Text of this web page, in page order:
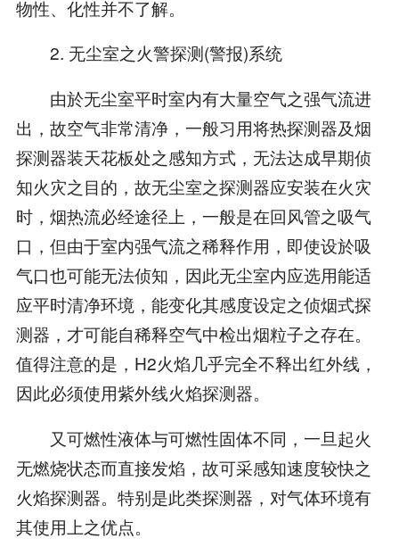
物性、化性并不了解。
2. 无尘室之火警探测(警报)系统
由於无尘室平时室内有大量空气之强气流进
出，故空气非常清净，一般习用将热探测器及烟
探测器装天花板处之感知方式，无法达成早期侦
知火灾之目的，故无尘室之探测器应安装在火灾
时，烟热流必经途径上，一般是在回风管之吸气
口，但由于室内强气流之稀释作用，即使设於吸
气口也可能无法侦知，因此无尘室内应选用能适
应平时清净环境，能变化其感度设定之侦烟式探
测器，才可能自稀释空气中检出烟粒子之存在。
值得注意的是，H2火焰几乎完全不释出红外线，
因此必须使用紫外线火焰探测器。
又可燃性液体与可燃性固体不同，一旦起火
无燃烧状态而直接发焰，故可采感知速度较快之
火焰探测器。特别是此类探测器，对气体环境有
其使用上之优点。